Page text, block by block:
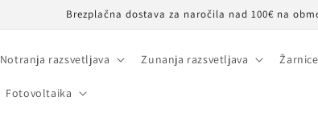
Brezplačna dostava za naročila nad 100€ na
Notranja razsvetljava Zunanja razsvetljava Žarnice
Fotovoltaika